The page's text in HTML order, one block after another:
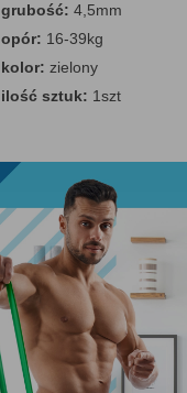
grubość: 4,5mm
opór: 16-39kg
kolor: zielony
ilość sztuk: 1szt